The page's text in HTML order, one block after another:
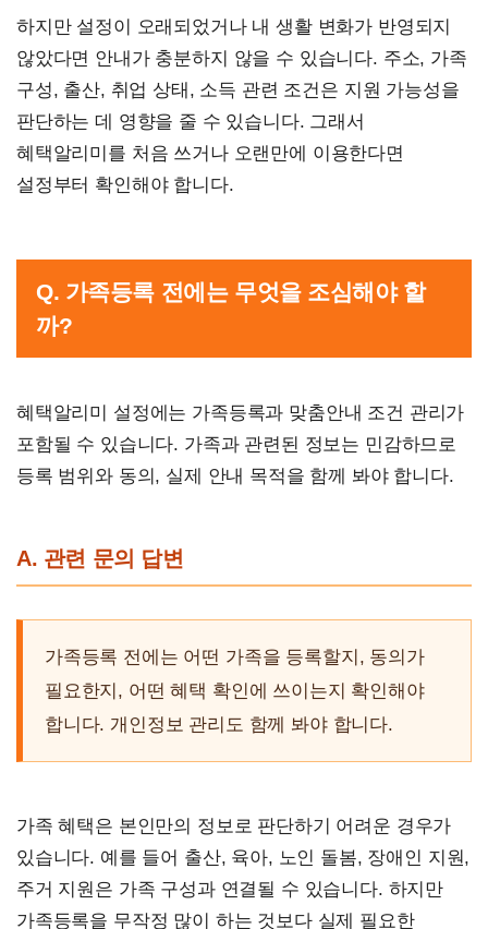
하지만 설정이 오래되었거나 내 생활 변화가 반영되지
않았다면 안내가 충분하지 않을 수 있습니다. 주소, 가족
구성, 출산, 취업 상태, 소득 관련 조건은 지원 가능성을
판단하는 데 영향을 줄 수 있습니다. 그래서
혜택알리미를 처음 쓰거나 오랜만에 이용한다면
설정부터 확인해야 합니다.
Q. 가족등록 전에는 무엇을 조심해야 할
까?
혜택알리미 설정에는 가족등록과 맞춤안내 조건 관리가
포함될 수 있습니다. 가족과 관련된 정보는 민감하므로
등록 범위와 동의, 실제 안내 목적을 함께 봐야 합니다.
A. 관련 문의 답변
가족등록 전에는 어떤 가족을 등록할지, 동의가
필요한지, 어떤 혜택 확인에 쓰이는지 확인해야
합니다. 개인정보 관리도 함께 봐야 합니다.
가족 혜택은 본인만의 정보로 판단하기 어려운 경우가
있습니다. 예를 들어 출산, 육아, 노인 돌봄, 장애인 지원,
주거 지원은 가족 구성과 연결될 수 있습니다. 하지만
가족등록을 무작정 많이 하는 것보다 실제 필요한